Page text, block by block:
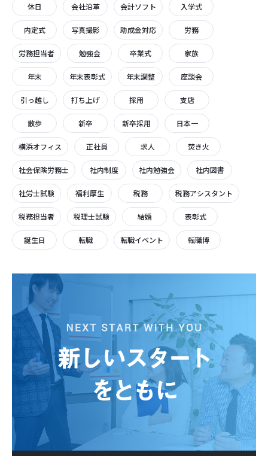
休日 会社沿革 会計ソフト 入学式
内定式 写真撮影 助成金対応 労務
労務担当者 勉強会 卒業式 家族
年末 年末表彰式 年末調整 座談会
引っ越し 打ち上げ 採用 支店
散歩 新卒 新卒採用 日本一
横浜オフィス 正社員 求人 焚き火
社会保険労務士 社内制度 社内勉強会 社内図書
社労士試験 福利厚生 税務 税務アシスタント
税務担当者 税理士試験 結婚 表彰式
誕生日 転職 転職イベント 転職博